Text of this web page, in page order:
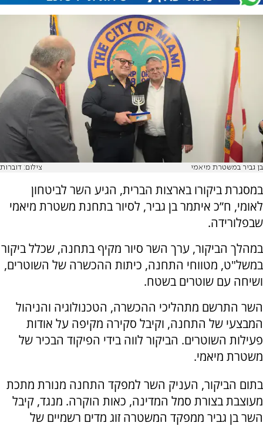
בן גביר במשטרת מיאמי צילום: דוברות
במסגרת ביקורו בארצות הברית, הגיע השר לביטחון
לאומי, ח”כ איתמר בן גביר, לסיור בתחנת משטרת מיאמי
שבפלורידה.
במהלך הביקור, ערך השר סיור מקיף בתחנה, שכלל ביקור
במשל"ט, מטווחי התחנה, כיתות ההכשרה של השוטרים,
ושיחה עם שוטרים בשטח.
השר התרשם מתהליכי ההכשרה, הטכנולוגיה והניהול
המבצעי של התחנה, וקיבל סקירה מקיפה על אודות
פעילות השוטרים. הביקור לווה בידי הפיקוד הבכיר של
משטרת מיאמי.
בתום הביקור, העניק השר למפקד התחנה מנורת מתכת
מעוצבת בצורת סמל המדינה, כאות הוקרה. מנגד, קיבל
השר בן גביר ממפקד המשטרה זוג מדים רשמיים של